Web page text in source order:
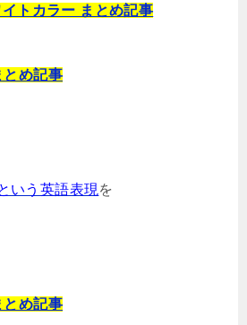
トカラー まとめ記事
とめ記事
いう英語表現 を
とめ記事